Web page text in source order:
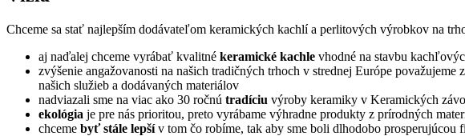
Chceme sa stať najlepším dodávateľom keramických kachlí a perlitových výrobkov na
aj naďalej chceme vyrábať kvalitné keramické kachle vhodné na stavbu
zvýšenie angažovanosti na našich tradičných trhoch v strednej Európe považujeme
našich služieb a dodávaných materiálov
nadviazali sme na viac ako 30 ročnú tradíciu výroby keramiky v Keramických
ekológia je pre nás prioritou, preto vyrábame výhradne produkty z prírodných
chceme byť stále lepšív tom čo robíme, tak aby sme boli dlhodobo